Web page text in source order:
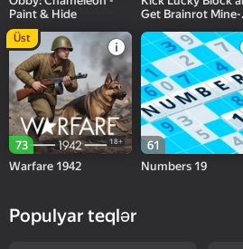
Paint & Hide
Get Brainrot Mine-
73 18+
Üst
Warfare 1942
61
Numbers 19
Populyar teqlər